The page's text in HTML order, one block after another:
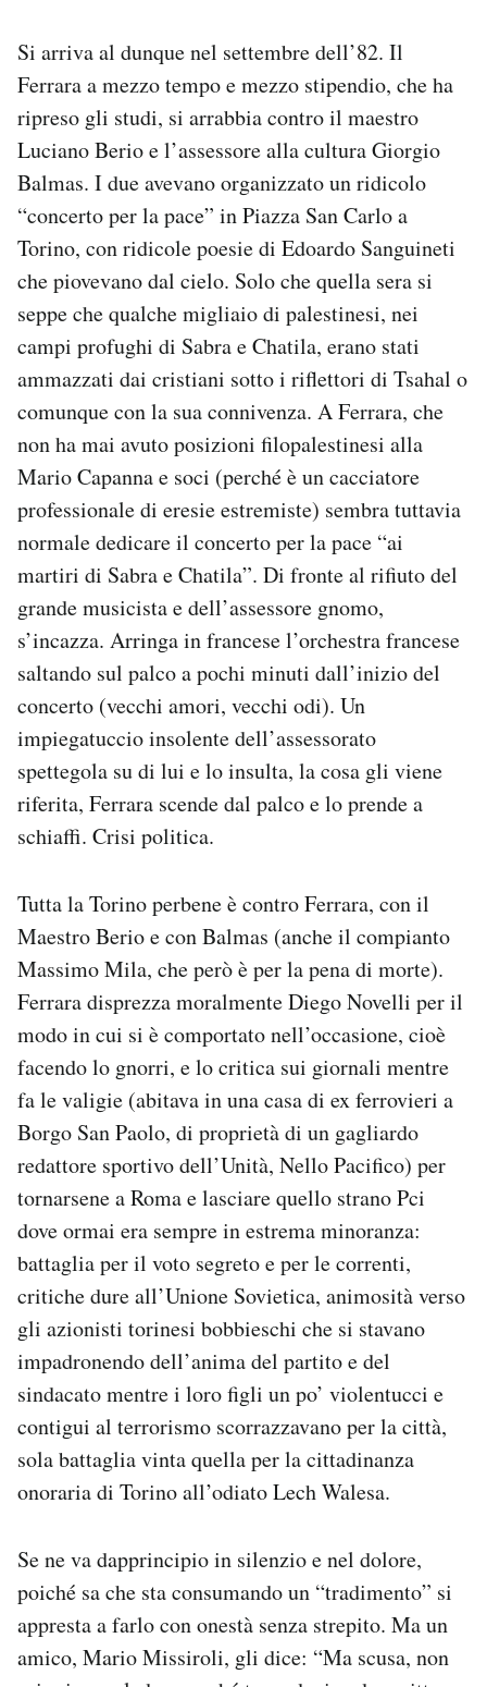
Si arriva al dunque nel settembre dell’82. Il
Ferrara a mezzo tempo e mezzo stipendio, che ha
ripreso gli studi, si arrabbia contro il maestro
Luciano Berio e l’assessore alla cultura Giorgio
Balmas. I due avevano organizzato un ridicolo
“concerto per la pace” in Piazza San Carlo a
Torino, con ridicole poesie di Edoardo Sanguineti
che piovevano dal cielo. Solo che quella sera si
seppe che qualche migliaio di palestinesi, nei
campi profughi di Sabra e Chatila, erano stati
ammazzati dai cristiani sotto i riflettori di Tsahal o
comunque con la sua connivenza. A Ferrara, che
non ha mai avuto posizioni filopalestinesi alla
Mario Capanna e soci (perché è un cacciatore
professionale di eresie estremiste) sembra tuttavia
normale dedicare il concerto per la pace “ai
martiri di Sabra e Chatila”. Di fronte al rifiuto del
grande musicista e dell’assessore gnomo,
s’incazza. Arringa in francese l’orchestra francese
saltando sul palco a pochi minuti dall’inizio del
concerto (vecchi amori, vecchi odi). Un
impiegatuccio insolente dell’assessorato
spettegola su di lui e lo insulta, la cosa gli viene
riferita, Ferrara scende dal palco e lo prende a
schiaffi. Crisi politica.
Tutta la Torino perbene è contro Ferrara, con il
Maestro Berio e con Balmas (anche il compianto
Massimo Mila, che però è per la pena di morte).
Ferrara disprezza moralmente Diego Novelli per il
modo in cui si è comportato nell’occasione, cioè
facendo lo gnorri, e lo critica sui giornali mentre
fa le valigie (abitava in una casa di ex ferrovieri a
Borgo San Paolo, di proprietà di un gagliardo
redattore sportivo dell’Unità, Nello Pacifico) per
tornarsene a Roma e lasciare quello strano Pci
dove ormai era sempre in estrema minoranza:
battaglia per il voto segreto e per le correnti,
critiche dure all’Unione Sovietica, animosità verso
gli azionisti torinesi bobbieschi che si stavano
impadronendo dell’anima del partito e del
sindacato mentre i loro figli un po’ violentucci e
contigui al terrorismo scorrazzavano per la città,
sola battaglia vinta quella per la cittadinanza
onoraria di Torino all’odiato Lech Walesa.
Se ne va dapprincipio in silenzio e nel dolore,
poiché sa che sta consumando un “tradimento” si
appresta a farlo con onestà senza strepito. Ma un
amico, Mario Missiroli, gli dice: “Ma scusa, non